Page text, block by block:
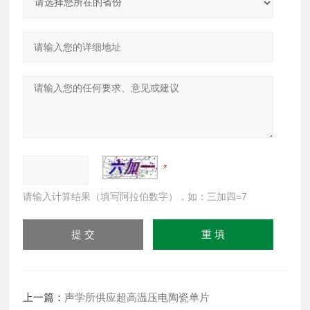
请输入计算结果（填写阿拉伯数字），如：三加四=7
上一篇： 声学所供应超高温压电陶瓷单片